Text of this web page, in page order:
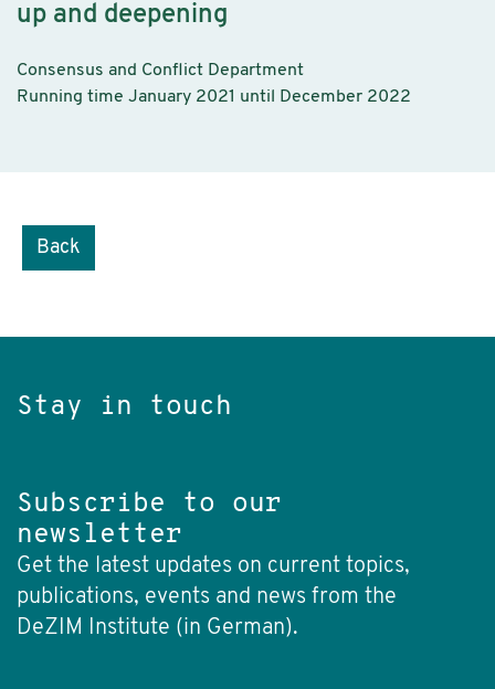
up and deepening
Consensus and Conflict Department
Running time January 2021 until December 2022
Back
Stay in touch
Subscribe to our
newsletter
Get the latest updates on current topics,
publications, events and news from the
DeZIM Institute (in German).